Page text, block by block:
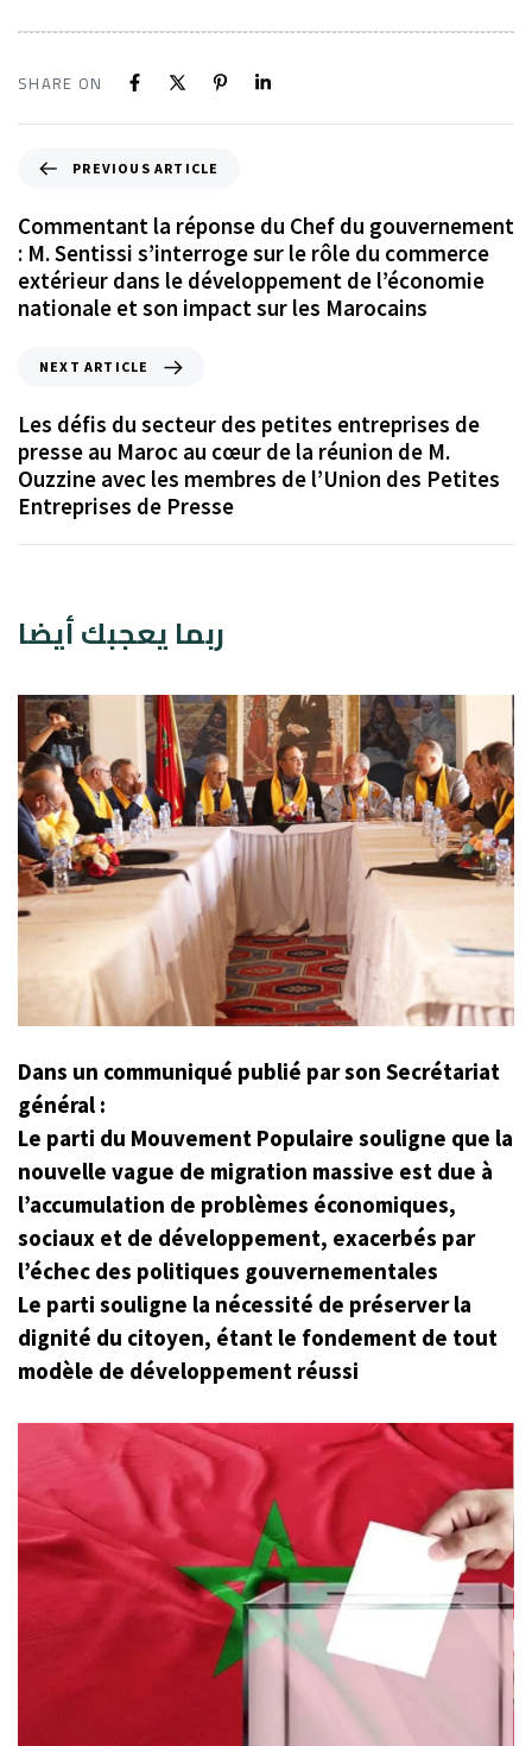
SHARE ON
PREVIOUS ARTICLE
Commentant la réponse du Chef du gouvernement
: M. Sentissi s’interroge sur le rôle du commerce
extérieur dans le développement de l’économie
nationale et son impact sur les Marocains
NEXT ARTICLE
Les défis du secteur des petites entreprises de
presse au Maroc au cœur de la réunion de M.
Ouzzine avec les membres de l’Union des Petites
Entreprises de Presse
ربما يعجبك أيضا
Dans un communiqué publié par son Secrétariat
général :
Le parti du Mouvement Populaire souligne que la
nouvelle vague de migration massive est due à
l’accumulation de problèmes économiques,
sociaux et de développement, exacerbés par
l’échec des politiques gouvernementales
Le parti souligne la nécessité de préserver la
dignité du citoyen, étant le fondement de tout
modèle de développement réussi